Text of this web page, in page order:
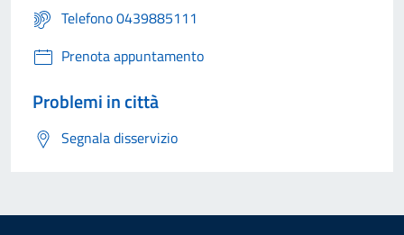
Telefono 0439885111
Prenota appuntamento
Problemi in città
Segnala disservizio